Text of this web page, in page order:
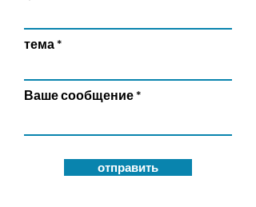
тема
Ваше сообщение
отправить